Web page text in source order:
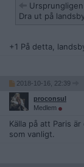
Dra ut på
+1 På detta,
2018-10-16, 22:39
proconsul
Medlem
Källa på att Paris
som vanligt.